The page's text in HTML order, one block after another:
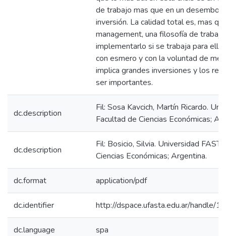
de trabajo mas que en un
inversión. La calidad total es, mas
management, una filosofía de
implementarlo si se trabaja para
con esmero y con la voluntad de
implica grandes inversiones y los
ser importantes.
dc.description
Fil: Sosa Kavcich, Martín Ricardo.
Facultad de Ciencias Económicas;
dc.description
Fil: Bosicio, Silvia. Universidad
Ciencias Económicas; Argentina.
dc.format application/pdf
dc.identifier http://dspace.ufasta.edu.ar/handle/
dc.language spa